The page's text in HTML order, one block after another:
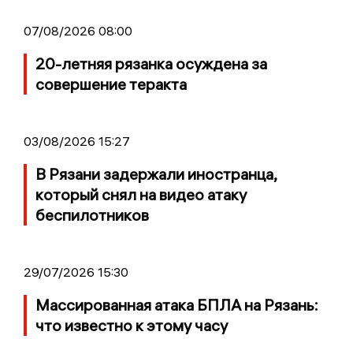
07/08/2026 08:00
20-летняя рязанка осуждена за
совершение теракта
03/08/2026 15:27
В Рязани задержали иностранца,
который снял на видео атаку
беспилотников
29/07/2026 15:30
Массированная атака БПЛА на Рязань:
что известно к этому часу